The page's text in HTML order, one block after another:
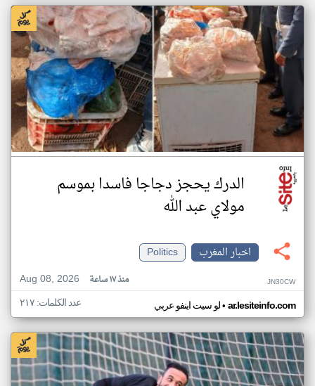
الدرك يحجز دجاجا فاسدا بموسم
مولاي عبد الله
اخبار المغرب
Politics
Aug 08, 2026
منذ ١٧ ساعة JN30CW
لو سيت اينفو عربي• ar.lesiteinfo.com عدد الكلمات: ٢١٧